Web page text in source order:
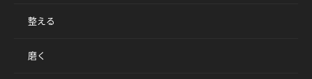
整える
磨く